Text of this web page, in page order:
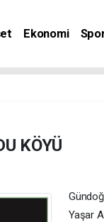
Ekonomi
KÖYÜ
Yaşar